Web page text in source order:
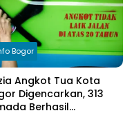
Bogor
Angkot Tua Kota
Digencarkan, 313
Berhasil